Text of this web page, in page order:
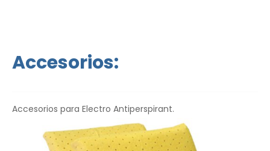
Accesorios:
Accesorios para Electro Antiperspirant.